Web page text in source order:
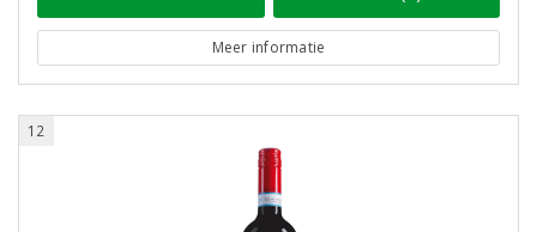
Meer informatie
12